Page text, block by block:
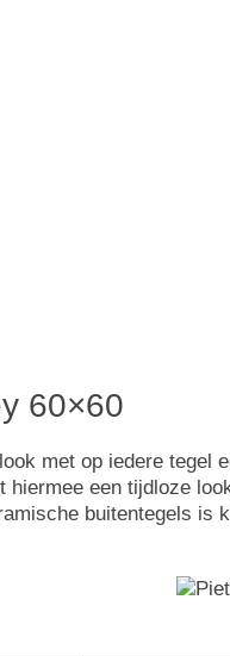
60×60
met op iedere tegel
een tijdloze
buitentegels is